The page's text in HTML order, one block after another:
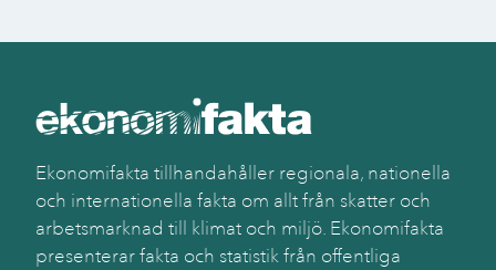
Ekonomifakta tillhandahåller regionala, nationella
och internationella fakta om allt från skatter och
arbetsmarknad till klimat och miljö. Ekonomifakta
presenterar fakta och statistik från offentliga